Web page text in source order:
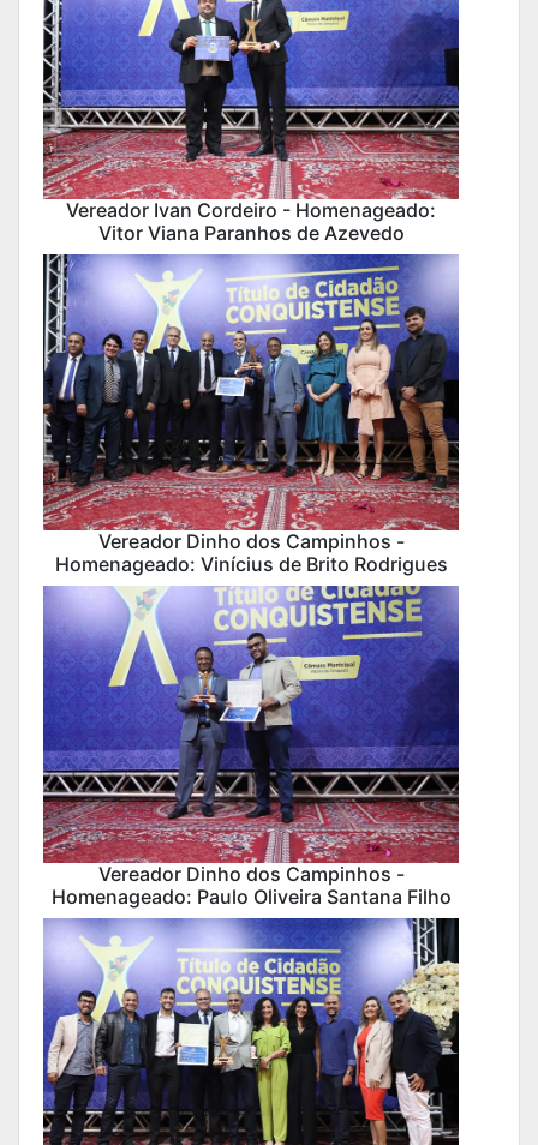
Vereador Ivan Cordeiro - Homenageado:
Vitor Viana Paranhos de Azevedo
Vereador Dinho dos Campinhos -
Homenageado: Vinícius de Brito Rodrigues
Vereador Dinho dos Campinhos -
Homenageado: Paulo Oliveira Santana Filho